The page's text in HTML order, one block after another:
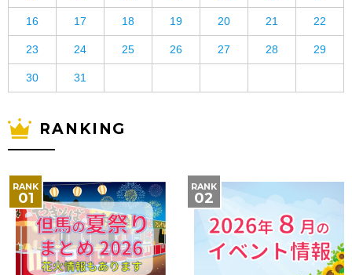
16 17 18 19 20 21 22
23 24 25 26 27 28 29
30 31
RANKING